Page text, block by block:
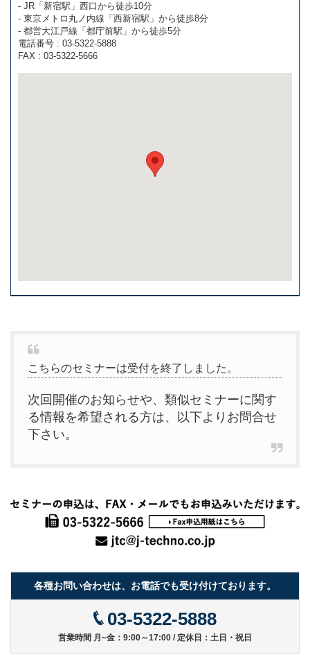
- JR「新宿駅」西口から徒歩10分
- 東京メトロ丸ノ内線「西新宿駅」から徒歩8分
- 都営大江戸線「都庁前駅」から徒歩5分
電話番号 : 03-5322-5888
FAX : 03-5322-5666
こちらのセミナーは受付を終了しました。
次回開催のお知らせや、類似セミナーに関す
る情報を希望される方は、以下よりお問合せ
下さい。
各種お問い合わせは、お電話でも受け付けております。
03-5322-5888
営業時間 月~金：9:00～17:00 / 定休日：土日・祝日